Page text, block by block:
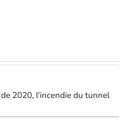
2020, l'incendie du tunnel